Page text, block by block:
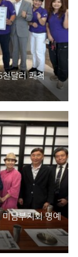
달러 쾌척
남부지회 명예